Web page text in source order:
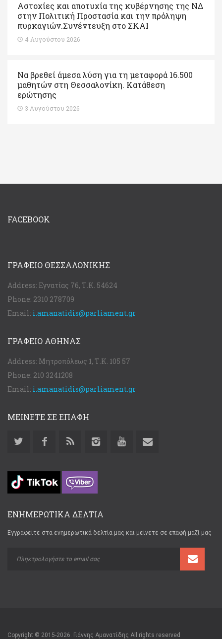
Αστοχίες και αποτυχία της κυβέρνησης της ΝΔ
στην Πολιτική Προστασία και την πρόληψη
πυρκαγιών.Συνέντευξη στο ΣΚΑΙ
4 Αυγούστου 2026
Να βρεθεί άμεσα λύση για τη μεταφορά 16.500
μαθητών στη Θεσσαλονίκη. Κατάθεση
ερώτησης
3 Αυγούστου 2026
FACEBOOK
ΓΡΑΦΕΊΟ ΘΕΣΣΑΛΟΝΊΚΗΣ
Address: Εγνατίας 76, Τ.Κ. 54624
Phone: 2310 278709
Email: i.amanatidis@parliament.gr
ΓΡΑΦΕΊΟ ΑΘΉΝΑΣ
Address: Μητροπόλεως 1, Τ.Κ. 105 57
Phone: 210 3241208
Email: i.amanatidis@parliament.gr
ΜΕΙΝΕΤΕ ΣΕ ΕΠΑΦΗ
ΕΝΗΜΕΡΩΤΙΚΑ ΔΕΛΤΙΑ
Εγγραφείτε στα ενημερωτικά δελτία μας και μείνετε σε επαφή μαζί μας
Copyright © 2015-2026. Γιάννης Αμανατίδης All rights reserved